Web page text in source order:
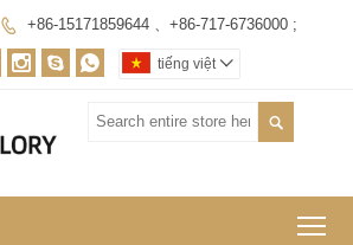
 +86-15171859644 、+86-717-6736000 ;
   tiếng việt 
